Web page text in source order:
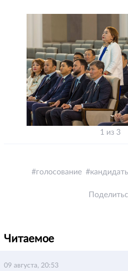
1 из 3
голосование
Читаемое
09 августа, 20:53